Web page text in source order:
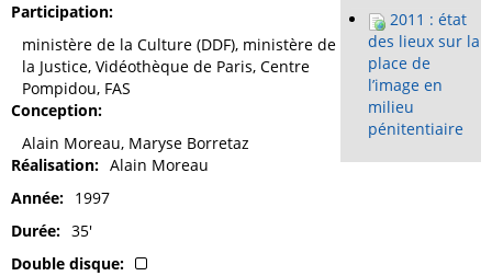
Participation
ministère de la Culture (DDF), ministère de
la Justice, Vidéothèque de Paris, Centre
Pompidou, FAS
Conception
Alain Moreau, Maryse Borretaz
Réalisation
Alain Moreau
Année
1997
Durée
35'
Double disque
2011 : état
des lieux sur la
place de
l’image en
milieu
pénitentiaire